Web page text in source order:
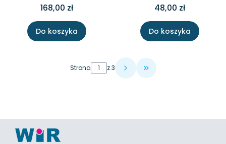
168,00 zł
Do koszyka
48,00 zł
Do koszyka
Strona z 3 Przejdź do ostatniej